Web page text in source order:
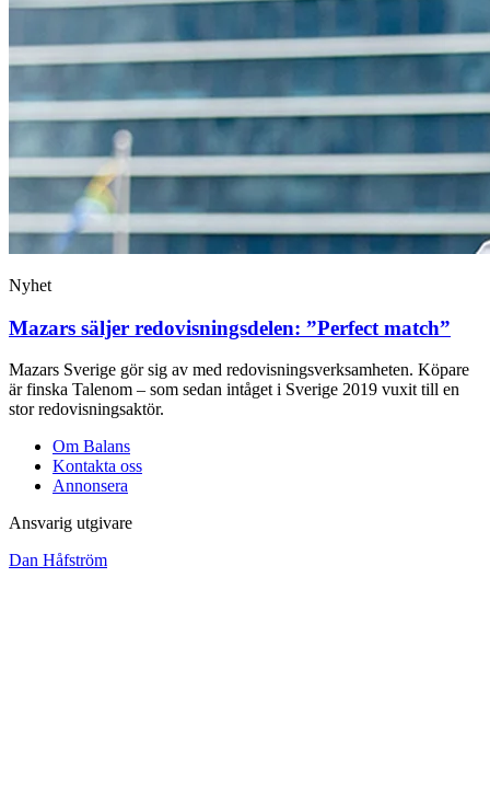
Nyhet
Mazars säljer redovisningsdelen: ”Perfect match”
Mazars Sverige gör sig av med redovisningsverksamheten. Köpare
är finska Talenom – som sedan intåget i Sverige 2019 vuxit till en
stor redovisningsaktör.
Om Balans
Kontakta oss
Annonsera
Ansvarig utgivare
Dan Håfström